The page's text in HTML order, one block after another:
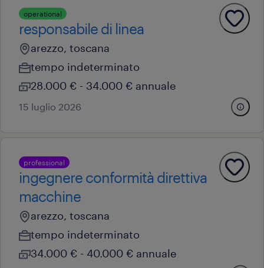
operational
responsabile di linea
arezzo, toscana
tempo indeterminato
28.000 € - 34.000 € annuale
15 luglio 2026
professional
ingegnere conformità direttiva
macchine
arezzo, toscana
tempo indeterminato
34.000 € - 40.000 € annuale